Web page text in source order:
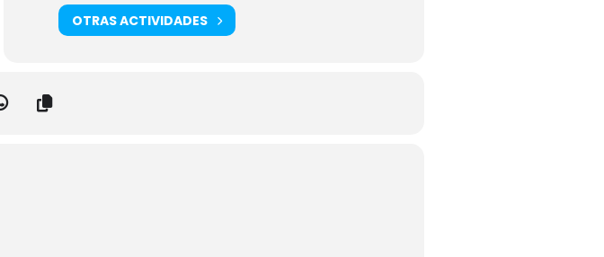
OTRAS ACTIVIDADES